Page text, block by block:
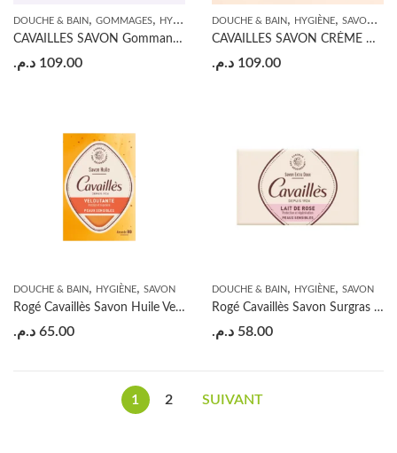
DOUCHE & BAIN, GOMMAGES, HYGIÈNE PEAU SENSIBLE,SAVON ,VISAGE
CAVAILLES SAVON Gommant Doux
109.00 د.م.
DOUCHE & BAIN, HYGIÈNE, SAVON ,
CAVAILLES SAVON CRÈME DE DOUCHE RELAXANTE
109.00 د.م.
DOUCHE & BAIN, HYGIÈNE, SAVON
Rogé Cavaillès Savon Huile Veloutant
65.00 د.م.
DOUCHE & BAIN, HYGIÈNE, SAVON
Rogé Cavaillès Savon Surgras Extra-Doux Lait de Rose
58.00 د.م.
1 2 SUIVANT